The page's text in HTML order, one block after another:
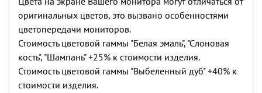
оригинальных цветов, это вызвано особенностями
цветопередачи мониторов.
Стоимость цветовой гаммы "Белая эмаль", "Слоновая
кость", "Шампань" +25% к стоимости изделия.
Стоимость цветовой гаммы "Выбеленный дуб" +40% к
стоимости изделия.